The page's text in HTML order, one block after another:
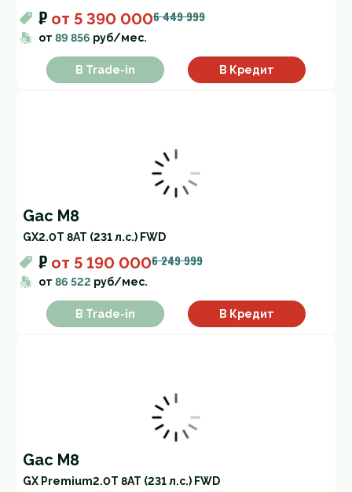
₽ от 5 390 0006 449 999
от 89 856 руб/мес.
В Trade-in В Кредит
Gac M8
GX2.0T 8AT (231 л.с.) FWD
₽ от 5 190 0006 249 999
от 86 522 руб/мес.
В Trade-in В Кредит
Gac M8
GX Premium2.0T 8AT (231 л.с.) FWD